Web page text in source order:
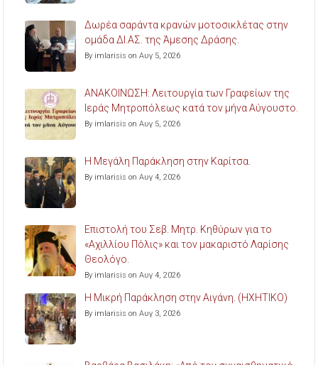
Δωρέα σαράντα κρανών μοτοσικλέτας στην
ομάδα ΔΙ.ΑΣ. της Άμεσης Δράσης.
By imlarisis on Αυγ 5, 2026
ΑΝΑΚΟΙΝΩΣΗ: Λειτουργία των Γραφείων της
Ιεράς Μητροπόλεως κατά τον μήνα Αύγουστο.
By imlarisis on Αυγ 5, 2026
Η Μεγάλη Παράκληση στην Καρίτσα.
By imlarisis on Αυγ 4, 2026
Επιστολή του Σεβ. Μητρ. Κηθύρων για το
«Αχιλλίου Πόλις» και τον μακαριστό Λαρίσης
Θεολόγο.
By imlarisis on Αυγ 4, 2026
Η Μικρή Παράκληση στην Αιγάνη. (ΗΧΗΤΙΚΟ)
By imlarisis on Αυγ 3, 2026